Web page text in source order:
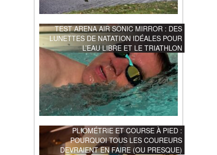
TEST ARENA AIR SONIC MIRROR : DES
LUNETTES DE NATATION IDÉALES POUR
L’EAU LIBRE ET LE TRIATHLON
PLIOMÉTRIE ET COURSE À PIED :
POURQUOI TOUS LES COUREURS
DEVRAIENT EN FAIRE (OU PRESQUE)